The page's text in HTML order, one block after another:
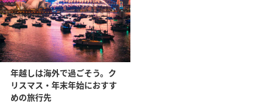
年越しは海外で過ごそう。ク
リスマス・年末年始におすす
めの旅行先